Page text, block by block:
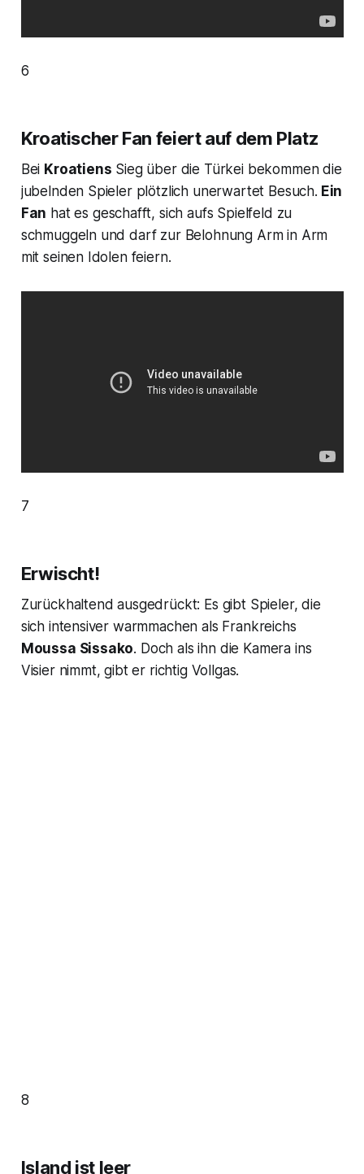
6
Kroatischer Fan feiert auf dem Platz
Bei Kroatiens Sieg über die Türkei bekommen die
jubelnden Spieler plötzlich unerwartet Besuch. Ein
Fan hat es geschafft, sich aufs Spielfeld zu
schmuggeln und darf zur Belohnung Arm in Arm
mit seinen Idolen feiern.
7
Erwischt!
Zurückhaltend ausgedrückt: Es gibt Spieler, die
sich intensiver warmmachen als Frankreichs
Moussa Sissako. Doch als ihn die Kamera ins
Visier nimmt, gibt er richtig Vollgas.
8
Island ist leer